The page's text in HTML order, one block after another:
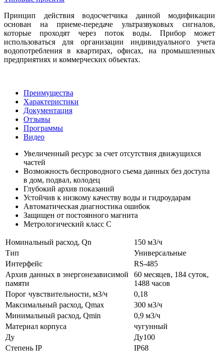
Принцип действия водосчетчика данной модификации
основан на приеме-передаче ультразвуковых сигналов,
которые проходят через поток воды. Прибор может
использоваться для организации индивидуального учета
водопотребления в квартирах, офисах, на промышленных
предприятиях и коммерческих объектах.
Преимущества
Характеристики
Документация
Отзывы
Программы
Видео
Увеличенный ресурс за счет отсутствия движущихся
частей
Возможность беспроводного съема данных без доступа
в дом, подвал, колодец
Глубокий архив показаний
Устойчив к низкому качеству воды и гидроударам
Автоматическая диагностика ошибок
Защищен от постоянного магнита
Метрологический класс С
Номинальный расход, Qn
150 м3/ч
Тип
Универсальные
Интерфейс
RS-485
Архив данных в энергонезависимой
памяти
60 месяцев, 184 суток,
1488 часов
Порог чувствительности, м3/ч
0,18
Максимальный расход, Qmax
300 м3/ч
Минимальный расход, Qmin
0,9 м3/ч
Материал корпуса
чугунный
Ду
Ду100
Степень IP
IP68